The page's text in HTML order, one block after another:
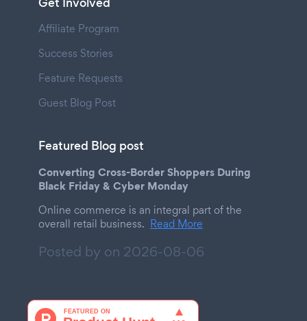
Affiliate Program
Success Stories
Feature Requests
Guest Blog Post
Featured Blog post
Converting Cross-Border Shoppers During
Black Friday & Cyber Monday
Online commerce is an integral part of the
overall retail business. Read More
Posted by on 2026-08-06